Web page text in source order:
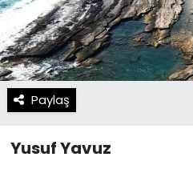
Paylaş
Yusuf Yavuz